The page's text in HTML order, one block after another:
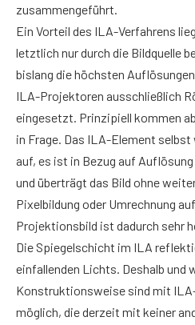
zusammengeführt.
Ein Vorteil des ILA-Verfahrens
letztlich nur durch die Bildquelle
bislang die höchsten
ILA-Projektoren ausschließlich
eingesetzt. Prinzipiell kommen
in Frage. Das ILA-Element
auf, es ist in Bezug auf
und überträgt das Bild ohne
Pixelbildung oder Umrechnung
Projektionsbild ist dadurch sehr
Die Spiegelschicht im ILA
einfallenden Lichts. Deshalb und
Konstruktionsweise sind mit
möglich, die derzeit mit keiner